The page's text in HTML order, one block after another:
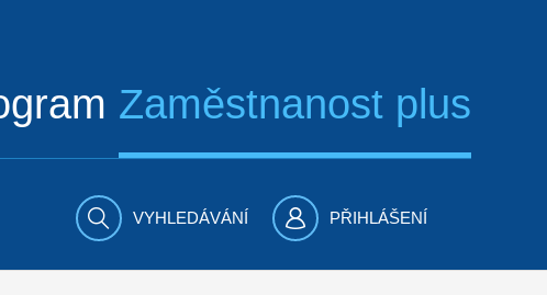
Zaměstnanost plus
VYHLEDÁVÁNÍ PŘIHLÁŠENÍ